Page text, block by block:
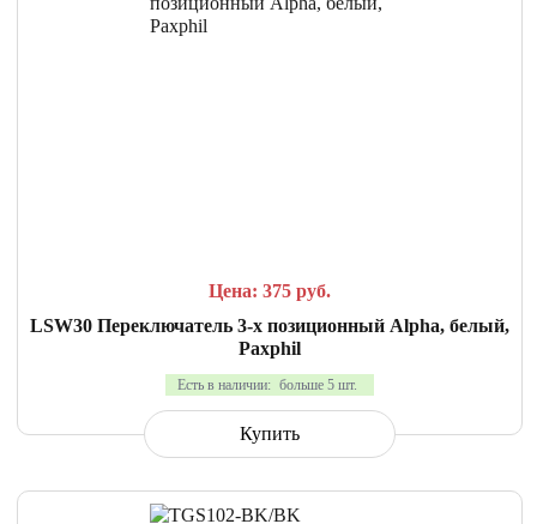
Цена: 375 руб.
LSW30 Переключатель 3-х позиционный Alpha, белый,
Paxphil
Есть в наличии: больше 5 шт.
Купить